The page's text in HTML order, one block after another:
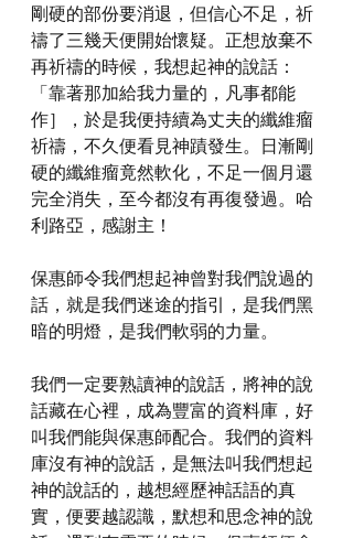
剛硬的部份要消退，但信心不足，祈
禱了三幾天便開始懷疑。正想放棄不
再祈禱的時候，我想起神的說話：
「靠著那加給我力量的，凡事都能
作］，於是我便持續為丈夫的纖維瘤
祈禱，不久便看見神蹟發生。日漸剛
硬的纖維瘤竟然軟化，不足一個月還
完全消失，至今都沒有再復發過。哈
利路亞，感謝主！
保惠師令我們想起神曾對我們說過的
話，就是我們迷途的指引，是我們黑
暗的明燈，是我們軟弱的力量。
我們一定要熟讀神的說話，將神的說
話藏在心裡，成為豐富的資料庫，好
叫我們能與保惠師配合。我們的資料
庫沒有神的說話，是無法叫我們想起
神的說話的，越想經歷神話語的真
實，便要越認識，默想和思念神的說